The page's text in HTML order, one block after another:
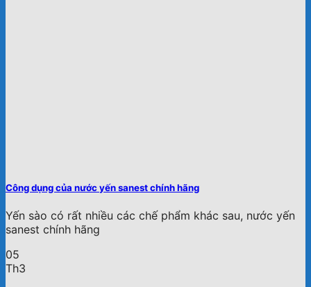
Công dụng của nước yến sanest chính hãng
Yến sào có rất nhiều các chế phẩm khác sau, nước yến
sanest chính hãng
05
Th3